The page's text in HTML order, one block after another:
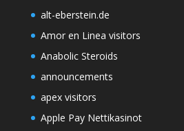
alt-eberstein.de
Amor en Linea visitors
Anabolic Steroids
announcements
apex visitors
Apple Pay Nettikasinot